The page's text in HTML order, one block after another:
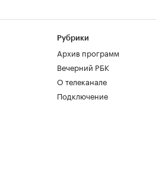
Рубрики
Архив программ
Вечерний РБК
О телеканале
Подключение